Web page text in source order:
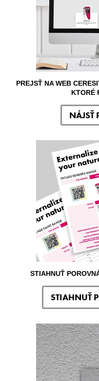
PREJSŤ NA WEB
KTORÉ
NÁJSŤ
STIAHNUŤ
STIAHNUŤ